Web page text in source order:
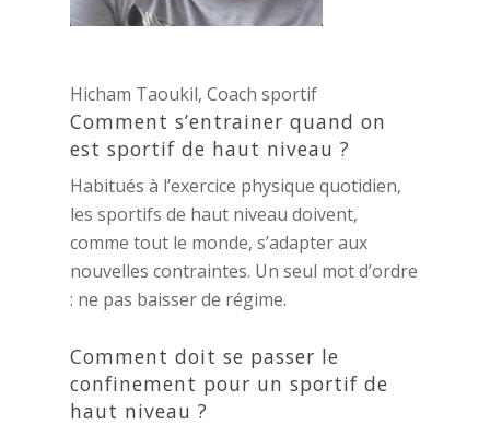
Hicham Taoukil, Coach sportif
Comment s’entrainer quand on
est sportif de haut niveau ?
Habitués à l’exercice physique quotidien,
les sportifs de haut niveau doivent,
comme tout le monde, s’adapter aux
nouvelles contraintes. Un seul mot d’ordre
: ne pas baisser de régime.
Comment doit se passer le
confinement pour un sportif de
haut niveau ?